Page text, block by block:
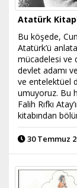
Atatürk
Bu köşede,
Atatürk’ü
mücadelesi ve
devlet adamı
ve entelektüel
umuyoruz. Bu
Falih Rıfkı
kitabından
30 Temmuz